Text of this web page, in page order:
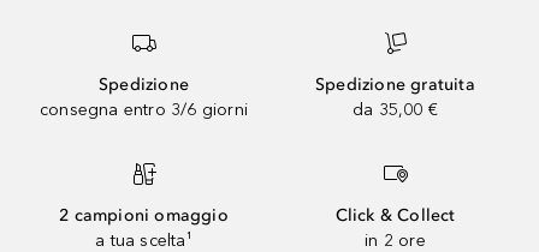
Spedizione
consegna entro 3/6 giorni
Spedizione gratuita
da 35,00 €
2 campioni omaggio
a tua scelta¹
Click & Collect
in 2 ore